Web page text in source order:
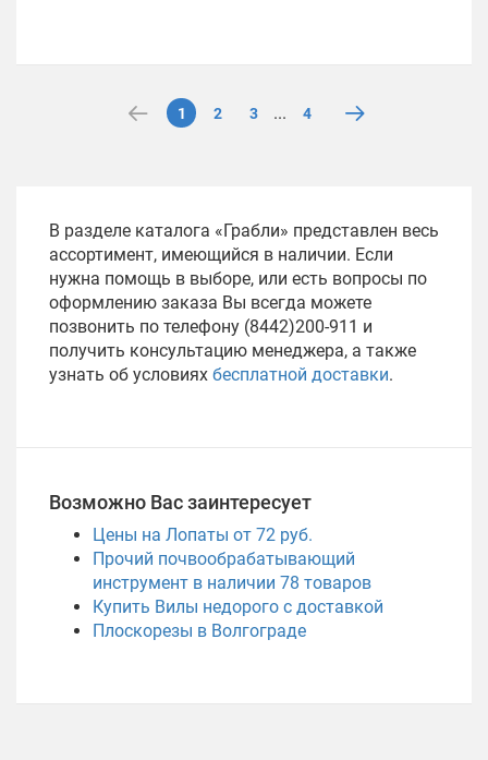
1 2 3 ... 4
В разделе каталога «Грабли» представлен весь
ассортимент, имеющийся в наличии. Если
нужна помощь в выборе, или есть вопросы по
оформлению заказа Вы всегда можете
позвонить по телефону (8442)200-911 и
получить консультацию менеджера, а также
узнать об условиях бесплатной доставки.
Возможно Вас заинтересует
Цены на Лопаты от 72 руб.
Прочий почвообрабатывающий
инструмент в наличии 78 товаров
Купить Вилы недорого с доставкой
Плоскорезы в Волгограде